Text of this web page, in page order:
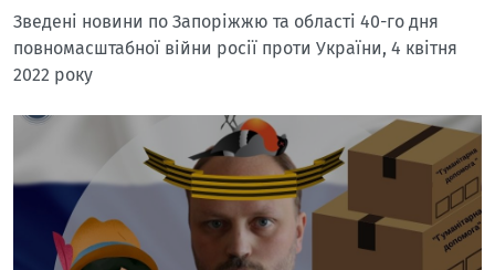
Зведені новини по Запоріжжю та області 40-го дня
повномасштабної війни росії проти України, 4 квітня
2022 року